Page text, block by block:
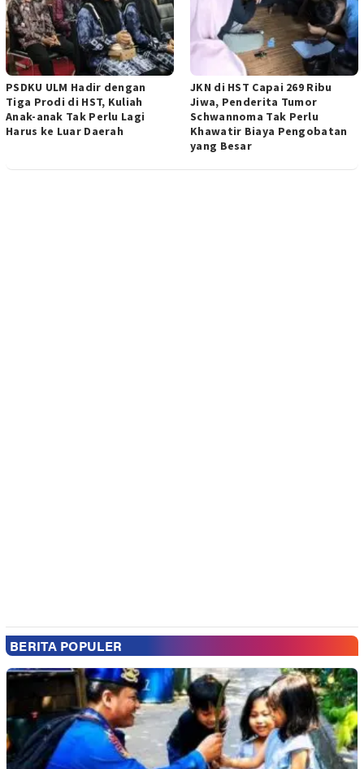
PSDKU ULM Hadir dengan
Tiga Prodi di HST, Kuliah
Anak-anak Tak Perlu Lagi
Harus ke Luar Daerah ‎
JKN di HST Capai 269 Ribu
Jiwa, Penderita Tumor
Schwannoma Tak Perlu
Khawatir ‎Biaya Pengobatan
yang Besar
BERITA POPULER